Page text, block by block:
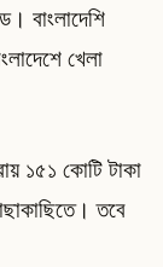
বাংলাদেশি
খেলা
১৫১ কোটি টাকা
তবে